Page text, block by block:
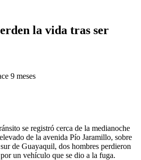
la vida tras ser
9 meses
se registró cerca de la medianoche
de la avenida Pío Jaramillo, sobre
de Guayaquil, dos hombres perdieron
un vehículo que se dio a la fuga.